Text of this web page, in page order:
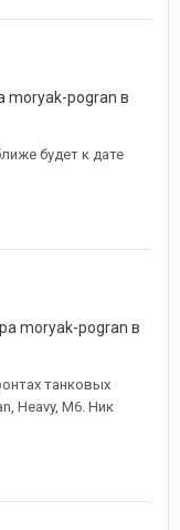
moryak-pogran в
будет к дате
moryak-pogran в
танковых
Heavy, М6. Ник